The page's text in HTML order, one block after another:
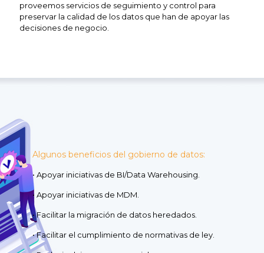
proveemos servicios de seguimiento y control para
preservar la calidad de los datos que han de apoyar las
decisiones de negocio.
Algunos beneficios del gobierno de datos:
• Apoyar iniciativas de BI/Data Warehousing.
• Apoyar iniciativas de MDM.
• Facilitar la migración de datos heredados.
• Facilitar el cumplimiento de normativas de ley.